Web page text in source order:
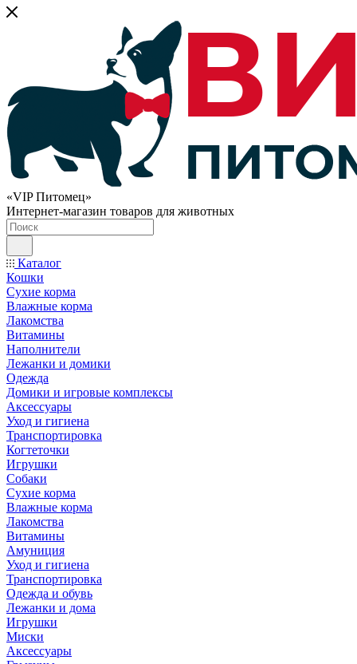
«VIP Питомец»
Интернет-магазин товаров для животных
Каталог
Кошки
Сухие корма
Влажные корма
Лакомства
Витамины
Наполнители
Лежанки и домики
Одежда
Домики и игровые комплексы
Аксессуары
Уход и гигиена
Транспортировка
Когтеточки
Игрушки
Собаки
Сухие корма
Влажные корма
Лакомства
Витамины
Амуниция
Уход и гигиена
Транспортировка
Одежда и обувь
Лежанки и дома
Игрушки
Миски
Аксессуары